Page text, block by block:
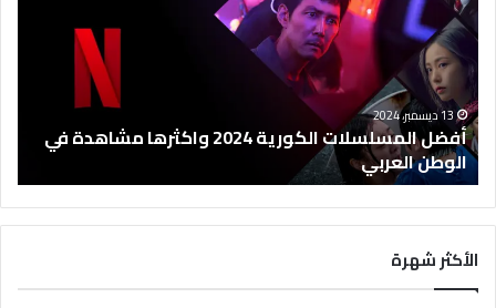
ل
ا
ل
م
س
ل
س
ل
ا
ت
ا
ل
13 ديسمبر، 2024
أفضل المسلسلات الكورية 2024 واكثرها مشاهدة في
الوطن العربي
الأكثر شهرة